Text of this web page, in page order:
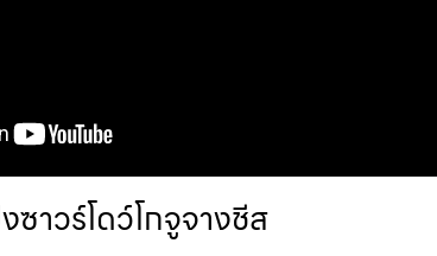
าวร์โดว์โกจูจางชีส